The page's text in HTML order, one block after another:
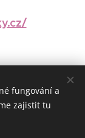
fungování a
zajistit tu